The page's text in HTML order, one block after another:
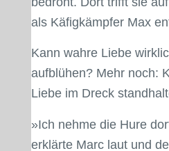
als Käfigkämpfer Max
Kann wahre Liebe
aufblühen? Mehr noch:
Liebe im Dreck
»Ich nehme die Hure
erklärte Marc laut und